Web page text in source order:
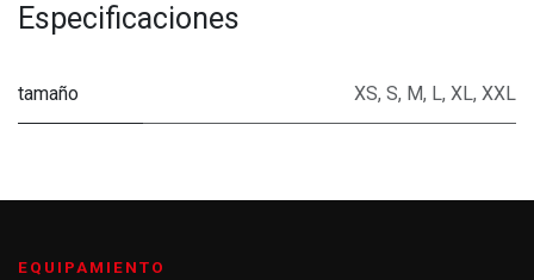
Especificaciones
tamaño XS, S, M, L, XL, XXL
EQUIPAMIENTO